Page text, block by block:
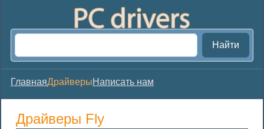
Найти
ГлавнаяДрайверыНаписать нам
Драйверы Fly